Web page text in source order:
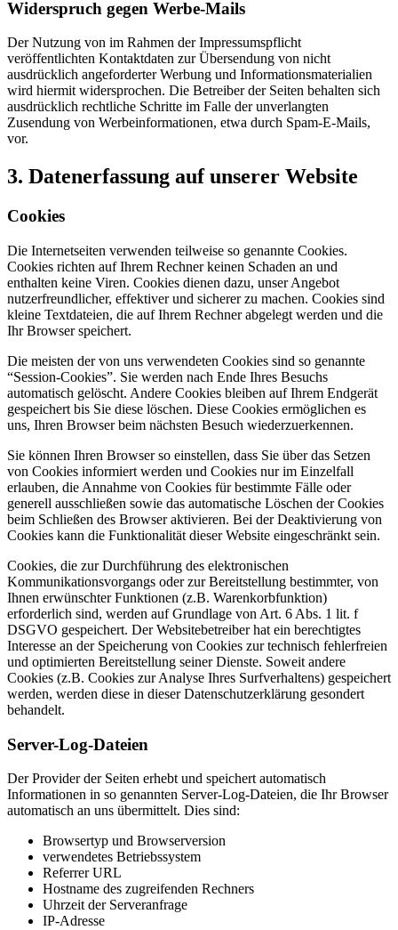
Widerspruch gegen Werbe-Mails
Der Nutzung von im Rahmen der Impressumspflicht
veröffentlichten Kontaktdaten zur Übersendung von nicht
ausdrücklich angeforderter Werbung und Informationsmaterialien
wird hiermit widersprochen. Die Betreiber der Seiten behalten sich
ausdrücklich rechtliche Schritte im Falle der unverlangten
Zusendung von Werbeinformationen, etwa durch Spam-E-Mails,
vor.
3. Datenerfassung auf unserer Website
Cookies
Die Internetseiten verwenden teilweise so genannte Cookies.
Cookies richten auf Ihrem Rechner keinen Schaden an und
enthalten keine Viren. Cookies dienen dazu, unser Angebot
nutzerfreundlicher, effektiver und sicherer zu machen. Cookies sind
kleine Textdateien, die auf Ihrem Rechner abgelegt werden und die
Ihr Browser speichert.
Die meisten der von uns verwendeten Cookies sind so genannte
“Session-Cookies”. Sie werden nach Ende Ihres Besuchs
automatisch gelöscht. Andere Cookies bleiben auf Ihrem Endgerät
gespeichert bis Sie diese löschen. Diese Cookies ermöglichen es
uns, Ihren Browser beim nächsten Besuch wiederzuerkennen.
Sie können Ihren Browser so einstellen, dass Sie über das Setzen
von Cookies informiert werden und Cookies nur im Einzelfall
erlauben, die Annahme von Cookies für bestimmte Fälle oder
generell ausschließen sowie das automatische Löschen der Cookies
beim Schließen des Browser aktivieren. Bei der Deaktivierung von
Cookies kann die Funktionalität dieser Website eingeschränkt sein.
Cookies, die zur Durchführung des elektronischen
Kommunikationsvorgangs oder zur Bereitstellung bestimmter, von
Ihnen erwünschter Funktionen (z.B. Warenkorbfunktion)
erforderlich sind, werden auf Grundlage von Art. 6 Abs. 1 lit. f
DSGVO gespeichert. Der Websitebetreiber hat ein berechtigtes
Interesse an der Speicherung von Cookies zur technisch fehlerfreien
und optimierten Bereitstellung seiner Dienste. Soweit andere
Cookies (z.B. Cookies zur Analyse Ihres Surfverhaltens) gespeichert
werden, werden diese in dieser Datenschutzerklärung gesondert
behandelt.
Server-Log-Dateien
Der Provider der Seiten erhebt und speichert automatisch
Informationen in so genannten Server-Log-Dateien, die Ihr Browser
automatisch an uns übermittelt. Dies sind:
Browsertyp und Browserversion
verwendetes Betriebssystem
Referrer URL
Hostname des zugreifenden Rechners
Uhrzeit der Serveranfrage
IP-Adresse